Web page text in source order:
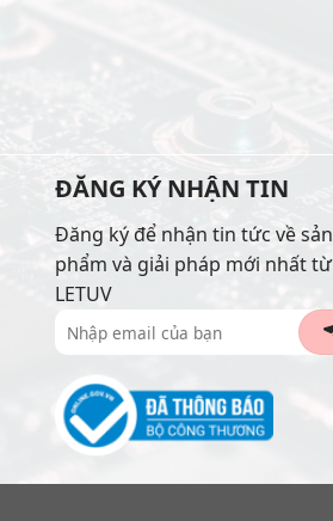
ĐĂNG KÝ NHẬN TIN
Đăng ký để nhận tin tức về sản
phẩm và giải pháp mới nhất từ
LETUV